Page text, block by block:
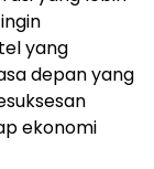
yang
depan yang
ekonomi